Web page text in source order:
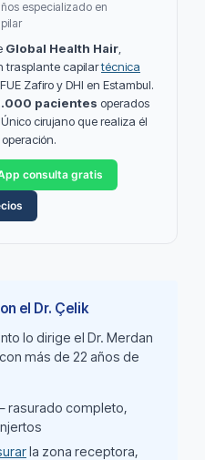
especializado en
Global Health Hair
trasplante capilartécnica
Zafiro y DHI en Estambul.
pacientes operados
cirujano que realiza él
consulta gratis
el Dr. Çelik
lo dirige el Dr. Merdan
más de 22 años de
rasurado completo,
la zona receptora,